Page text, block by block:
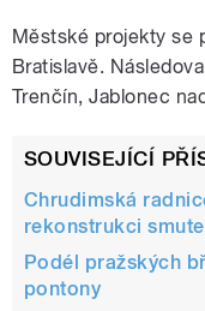
Městské projekty se
Bratislavě.
Trenčín, Jablonec
SOUVISEJÍCÍ
Chrudimská
rekonstrukci
Podél pražských
pontony